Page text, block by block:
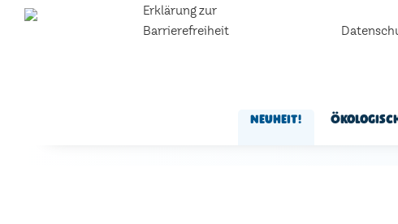
Erklärung zur
Barrierefreiheit
Neuheit!